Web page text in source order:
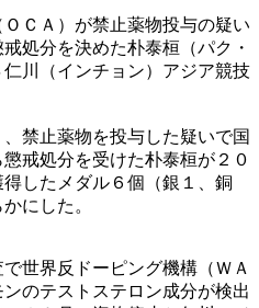
ＣＡ）が禁止薬物投与の疑い
処分を決めた朴泰桓（パク・
川（インチョン）アジア競技
禁止薬物を投与した疑いで国
戒処分を受けた朴泰桓が２０
したメダル６個（銀１、銅
にした。
世界反ドーピング機構（ＷＡ
のテストステロン成分が検出